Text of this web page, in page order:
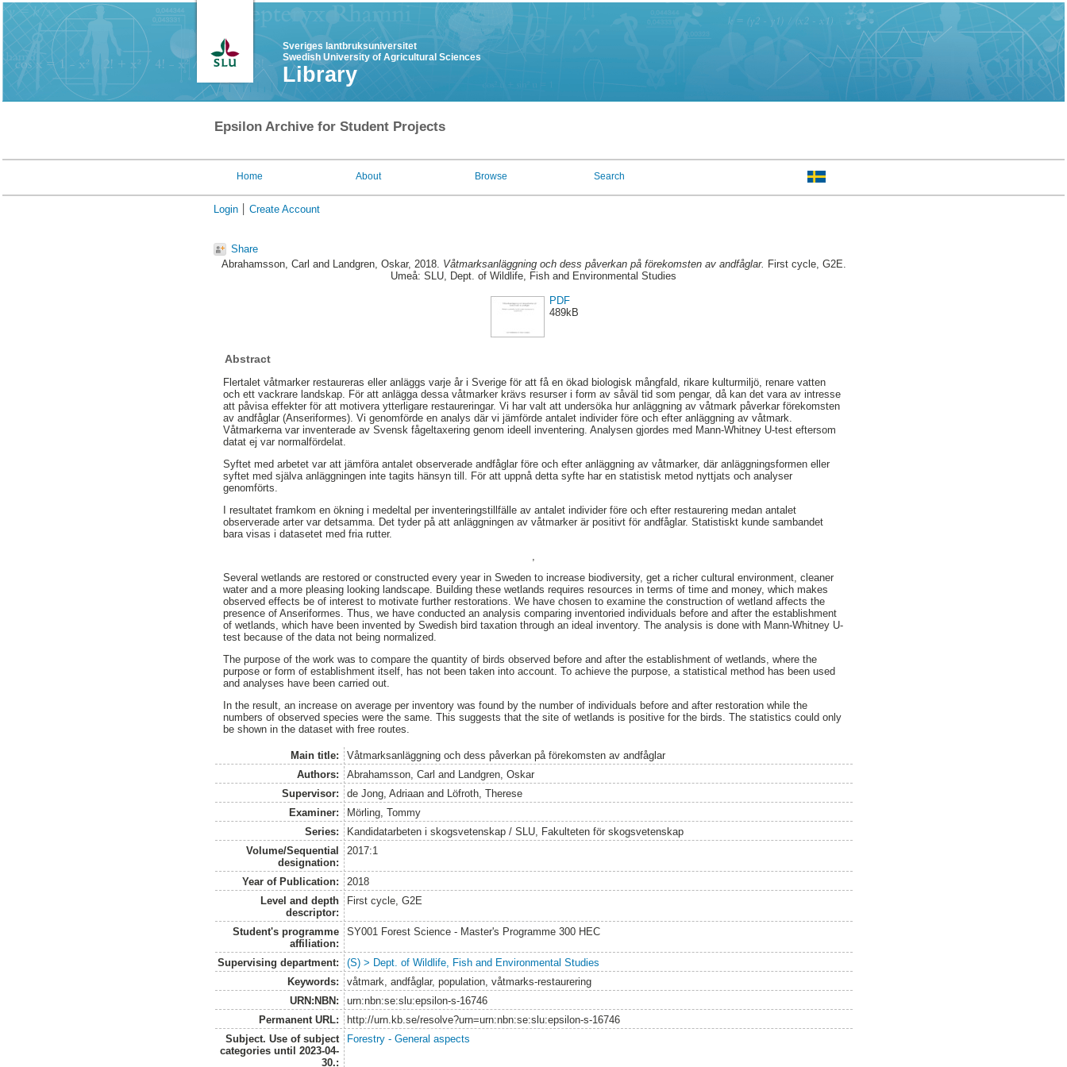
Sveriges lantbruksuniversitet
Swedish University of Agricultural Sciences
Library
Epsilon Archive for Student Projects
Home About Browse Search
Login Create Account
Share
Abrahamsson, Carl and Landgren, Oskar, 2018. Våtmarksanläggning och dess påverkan på förekomsten av andfåglar. First cycle, G2E.
Umeå: SLU, Dept. of Wildlife, Fish and Environmental Studies
PDF
489kB
Abstract
Flertalet våtmarker restaureras eller anläggs varje år i Sverige för att få en ökad biologisk mångfald, rikare kulturmiljö, renare vatten
och ett vackrare landskap. För att anlägga dessa våtmarker krävs resurser i form av såväl tid som pengar, då kan det vara av intresse
att påvisa effekter för att motivera ytterligare restaureringar. Vi har valt att undersöka hur anläggning av våtmark påverkar förekomsten
av andfåglar (Anseriformes). Vi genomförde en analys där vi jämförde antalet individer före och efter anläggning av våtmark.
Våtmarkerna var inventerade av Svensk fågeltaxering genom ideell inventering. Analysen gjordes med Mann-Whitney U-test eftersom
datat ej var normalfördelat.
Syftet med arbetet var att jämföra antalet observerade andfåglar före och efter anläggning av våtmarker, där anläggningsformen eller
syftet med själva anläggningen inte tagits hänsyn till. För att uppnå detta syfte har en statistisk metod nyttjats och analyser
genomförts.
I resultatet framkom en ökning i medeltal per inventeringstillfälle av antalet individer före och efter restaurering medan antalet
observerade arter var detsamma. Det tyder på att anläggningen av våtmarker är positivt för andfåglar. Statistiskt kunde sambandet
bara visas i datasetet med fria rutter.
Several wetlands are restored or constructed every year in Sweden to increase biodiversity, get a richer cultural environment, cleaner
water and a more pleasing looking landscape. Building these wetlands requires resources in terms of time and money, which makes
observed effects be of interest to motivate further restorations. We have chosen to examine the construction of wetland affects the
presence of Anseriformes. Thus, we have conducted an analysis comparing inventoried individuals before and after the establishment
of wetlands, which have been invented by Swedish bird taxation through an ideal inventory. The analysis is done with Mann-Whitney U-
test because of the data not being normalized.
The purpose of the work was to compare the quantity of birds observed before and after the establishment of wetlands, where the
purpose or form of establishment itself, has not been taken into account. To achieve the purpose, a statistical method has been used
and analyses have been carried out.
In the result, an increase on average per inventory was found by the number of individuals before and after restoration while the
numbers of observed species were the same. This suggests that the site of wetlands is positive for the birds. The statistics could only
be shown in the dataset with free routes.
Main title:
Våtmarksanläggning och dess påverkan på förekomsten av andfåglar
Authors:
Abrahamsson, Carl and Landgren, Oskar
Supervisor:
de Jong, Adriaanand Löfroth, Therese
Examiner:
Mörling, Tommy
Series:
Kandidatarbeten i skogsvetenskap / SLU, Fakulteten för skogsvetenskap
Volume/Sequential
designation:
2017:1
Year of Publication:
2018
Level and depth
descriptor:
First cycle, G2E
Student's programme
affiliation:
SY001 Forest Science - Master's Programme 300 HEC
Supervising department:
(S) > Dept. of Wildlife, Fish and Environmental Studies
Keywords:
våtmark, andfåglar, population, våtmarks-restaurering
URN:NBN:
urn:nbn:se:slu:epsilon-s-16746
Permanent URL:
http://urn.kb.se/resolve?urn=urn:nbn:se:slu:epsilon-s-16746
Subject. Use of subject
categories until 2023-04-
30.:
Forestry - General aspects